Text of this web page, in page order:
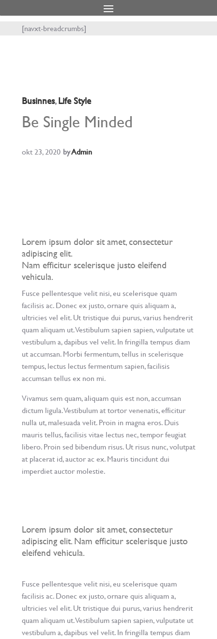
[navxt-breadcrumbs]
Businnes,Life Style
Be Single Minded
okt 23, 2020 byAdmin
Lorem ipsum dolor sit amet, consectetur
adipiscing elit.
Nam efficitur scelerisque justo eleifend
vehicula.
Fusce pellentesque velit nisi, eu scelerisque quam
facilisis ac. Donec ex justo, ornare quis aliquam a,
ultricies vel elit. Ut tristique dui purus, varius hendrerit
quam aliquam ut. Vestibulum sapien sapien, vulputate ut
vestibulum a, dapibus vel velit. In fringilla tempus diam
ut accumsan. Morbi fermentum, tellus in scelerisque
tempus, lectus lectus fermentum sapien, facilisis
accumsan tellus ex non mi.
Vivamus sem quam, aliquam quis est non, accumsan
dictum ligula. Vestibulum at tortor venenatis, efficitur
nulla ut, malesuada velit. Proin in magna eros. Duis
mauris tellus, facilisis vitae lectus nec, tempor feugiat
libero. Proin sed bibendum risus. Ut risus nunc, volutpat
at placerat id, auctor ac ex. Mauris tincidunt dui
imperdiet auctor molestie.
Lorem ipsum dolor sit amet, consectetur
adipiscing elit. Nam efficitur scelerisque justo
eleifend vehicula.
Fusce pellentesque velit nisi, eu scelerisque quam
facilisis ac. Donec ex justo, ornare quis aliquam a,
ultricies vel elit. Ut tristique dui purus, varius hendrerit
quam aliquam ut. Vestibulum sapien sapien, vulputate ut
vestibulum a, dapibus vel velit. In fringilla tempus diam